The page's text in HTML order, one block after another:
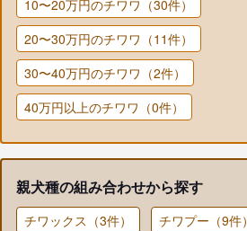
10〜20万円のチワワ（30件）
20〜30万円のチワワ（11件）
30〜40万円のチワワ（2件）
40万円以上のチワワ（0件）
親犬種の組み合わせから探す
チワックス（3件）
チワプー（9件）